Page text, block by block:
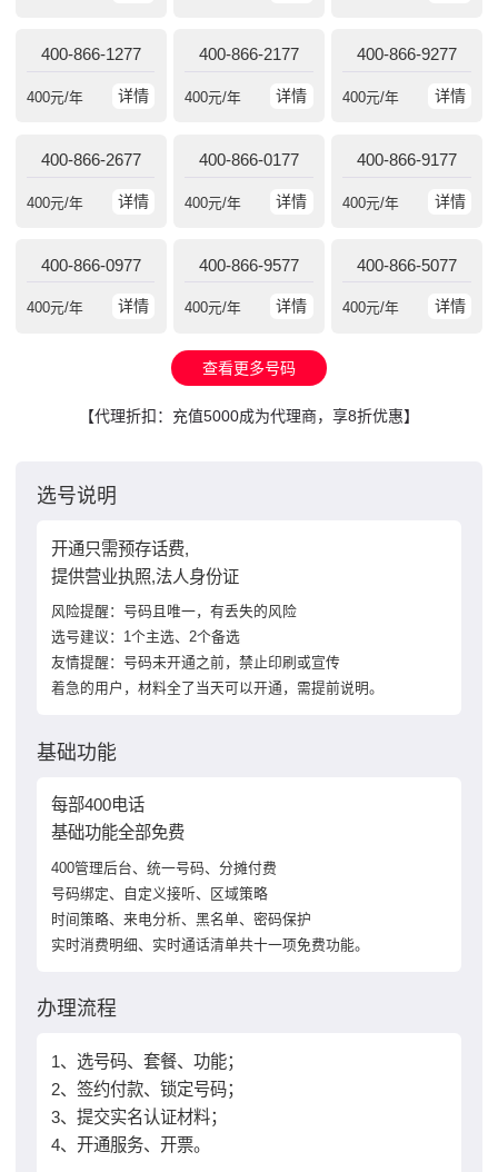
400-866-1277
详情
400元/年
400-866-2177
详情
400元/年
400-866-9277
详情
400元/年
400-866-2677
详情
400元/年
400-866-0177
详情
400元/年
400-866-9177
详情
400元/年
400-866-0977
详情
400元/年
400-866-9577
详情
400元/年
400-866-5077
详情
400元/年
查看更多号码
【代理折扣：充值5000成为代理商，享8折优惠】
选号说明
开通只需预存话费,
提供营业执照,法人身份证
风险提醒：号码且唯一，有丢失的风险
选号建议：1个主选、2个备选
友情提醒：号码未开通之前，禁止印刷或宣传
着急的用户，材料全了当天可以开通，需提前说明。
基础功能
每部400电话
基础功能全部免费
400管理后台、统一号码、分摊付费
号码绑定、自定义接听、区域策略
时间策略、来电分析、黑名单、密码保护
实时消费明细、实时通话清单共十一项免费功能。
办理流程
1、选号码、套餐、功能；
2、签约付款、锁定号码；
3、提交实名认证材料；
4、开通服务、开票。